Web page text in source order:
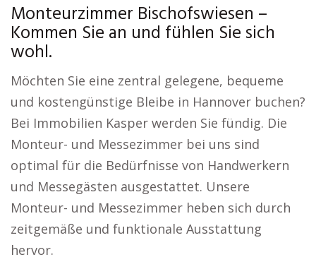
Monteurzimmer Bischofswiesen –
Kommen Sie an und fühlen Sie sich
wohl.
Möchten Sie eine zentral gelegene, bequeme
und kostengünstige Bleibe in Hannover buchen?
Bei Immobilien Kasper werden Sie fündig. Die
Monteur- und Messezimmer bei uns sind
optimal für die Bedürfnisse von Handwerkern
und Messegästen ausgestattet. Unsere
Monteur- und Messezimmer heben sich durch
zeitgemäße und funktionale Ausstattung
hervor.